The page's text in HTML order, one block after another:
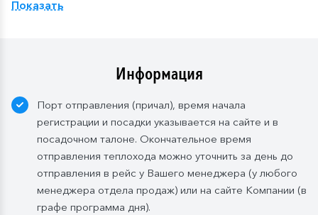
ресторане «Нева» на шлюпочной палу
тариф предусмотрен по умолчанию.
элементами шведского стола. Включены напитки
без ограничения: вода, сок, чай, кофе. В рейсах до
4-х дней при ранней высадке в день прибытия
завтрак континентальный;
заказная система питания, выбор блюд со 2-
го дня круиза. Включены напитки без ограничения:
Показать
Информация
Порт отправления (причал), время начала
регистрации и посадки указывается на сайте и в
посадочном талоне. Окончательное время
отправления теплохода можно уточнить за день до
отправления в рейс у Вашего менеджера (у любого
менеджера отдела продаж) или на сайте Компании (в
графе программа дня).